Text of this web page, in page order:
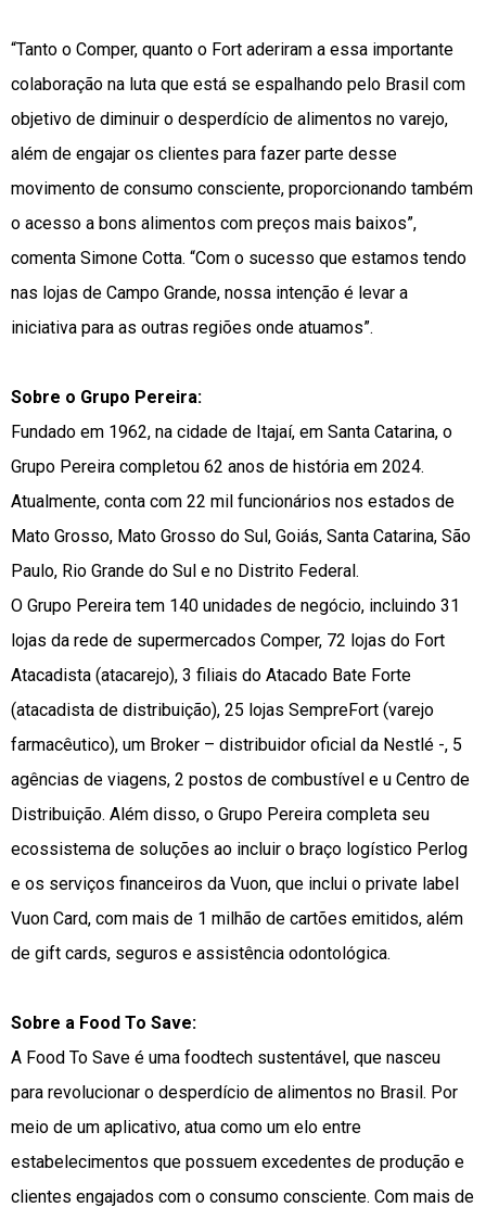
“Tanto o Comper, quanto o Fort aderiram a essa importante
colaboração na luta que está se espalhando pelo Brasil com
objetivo de diminuir o desperdício de alimentos no varejo,
além de engajar os clientes para fazer parte desse
movimento de consumo consciente, proporcionando também
o acesso a bons alimentos com preços mais baixos”,
comenta Simone Cotta. “Com o sucesso que estamos tendo
nas lojas de Campo Grande, nossa intenção é levar a
iniciativa para as outras regiões onde atuamos”.
Sobre o Grupo Pereira:
Fundado em 1962, na cidade de Itajaí, em Santa Catarina, o
Grupo Pereira completou 62 anos de história em 2024.
Atualmente, conta com 22 mil funcionários nos estados de
Mato Grosso, Mato Grosso do Sul, Goiás, Santa Catarina, São
Paulo, Rio Grande do Sul e no Distrito Federal.
O Grupo Pereira tem 140 unidades de negócio, incluindo 31
lojas da rede de supermercados Comper, 72 lojas do Fort
Atacadista (atacarejo), 3 filiais do Atacado Bate Forte
(atacadista de distribuição), 25 lojas SempreFort (varejo
farmacêutico), um Broker – distribuidor oficial da Nestlé -, 5
agências de viagens, 2 postos de combustível e u Centro de
Distribuição. Além disso, o Grupo Pereira completa seu
ecossistema de soluções ao incluir o braço logístico Perlog
e os serviços financeiros da Vuon, que inclui o private label
Vuon Card, com mais de 1 milhão de cartões emitidos, além
de gift cards, seguros e assistência odontológica.
Sobre a Food To Save:
A Food To Save é uma foodtech sustentável, que nasceu
para revolucionar o desperdício de alimentos no Brasil. Por
meio de um aplicativo, atua como um elo entre
estabelecimentos que possuem excedentes de produção e
clientes engajados com o consumo consciente. Com mais de